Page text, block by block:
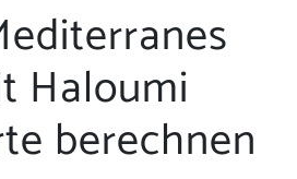
Haloumi
berechnen